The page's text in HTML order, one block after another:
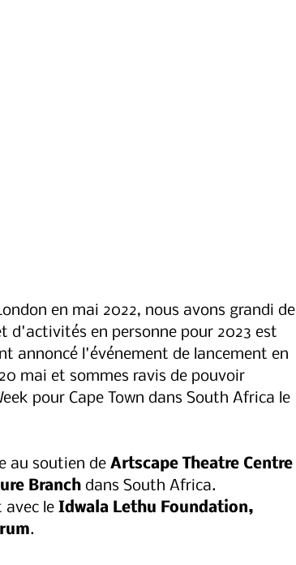
en mai 2022, nous avons grandi de
d'activités en personne pour 2023 est
annoncé l'événement de lancement en
mai et sommes ravis de pouvoir
pour Cape Town dans South Africa le
au soutien de Artscape Theatre Centre
Branch dans South Africa.
avec le Idwala Lethu Foundation,
.